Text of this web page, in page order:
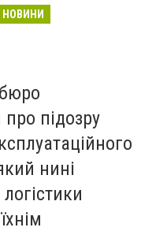
НОВИНИ
підозру
нині